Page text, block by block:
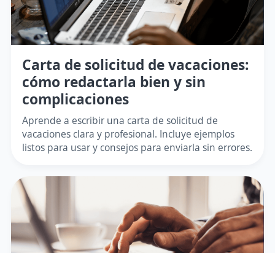
Carta de solicitud de vacaciones:
cómo redactarla bien y sin
complicaciones
Aprende a escribir una carta de solicitud de
vacaciones clara y profesional. Incluye ejemplos
listos para usar y consejos para enviarla sin errores.